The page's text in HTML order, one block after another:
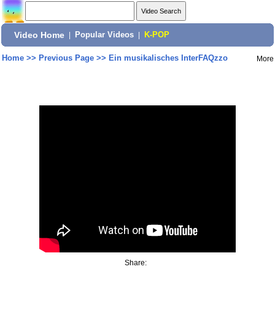
Video Home Popular Videos K-POP
Home>> Previous Page>> Ein musikalisches InterFAQzzo More
Share: